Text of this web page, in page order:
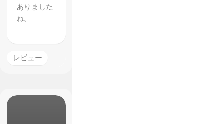
ありました
ね。
レビュー